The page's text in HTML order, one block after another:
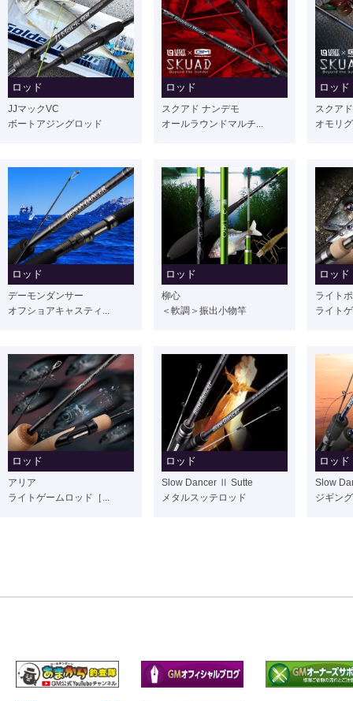
ロッド
JJマックVC
ボートアジングロッド
ロッド
スクアド ナンデモ
オールラウンドマルチ...
ロッド
スクア
オモリ
ロッド
デーモンダンサー
オフショアキャスティ...
ロッド
柳心
＜軟調＞振出小物竿
ロッド
ライト
ライト
ロッド
アリア
ライトゲームロッド［...
ロッド
Slow Dancer Ⅱ Sutte
メタルスッテロッド
ロッド
Slow
ジギン